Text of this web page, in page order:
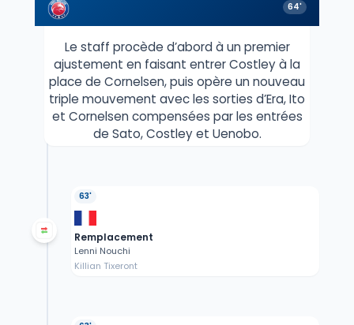
64'
Le staff procède d’abord à un premier
ajustement en faisant entrer Costley à la
place de Cornelsen, puis opère un nouveau
triple mouvement avec les sorties d’Era, Ito
et Cornelsen compensées par les entrées
de Sato, Costley et Uenobo.
63'
Remplacement
Lenni Nouchi
Killian Tixeront